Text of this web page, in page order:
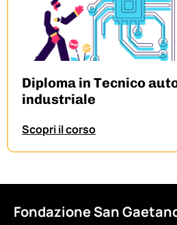
Diploma in Tecnico
industriale
Scopri il corso
Fondazione San